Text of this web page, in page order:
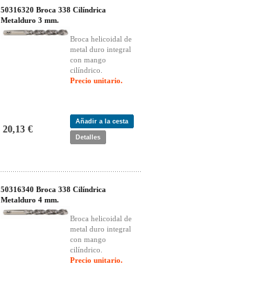
50316320 Broca 338 Cilíndrica
Metalduro 3 mm.
Broca helicoidal de
metal duro integral
con mango
cilíndrico.
Precio unitario.
20,13 €
Añadir a la cesta
Detalles
50316340 Broca 338 Cilíndrica
Metalduro 4 mm.
Broca helicoidal de
metal duro integral
con mango
cilíndrico.
Precio unitario.